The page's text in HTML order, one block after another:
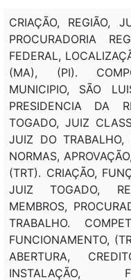
CRIAÇÃO, REGIÃO,
PROCURADORIA
FEDERAL,
(MA), (PI).
MUNICIPIO, SÃO
PRESIDENCIA DA
TOGADO, JUIZ
JUIZ DO TRABALHO,
NORMAS,
(TRT). CRIAÇÃO,
JUIZ TOGADO,
MEMBROS,
TRABALHO.
FUNCIONAMENTO,
ABERTURA,
INSTALAÇÃO,